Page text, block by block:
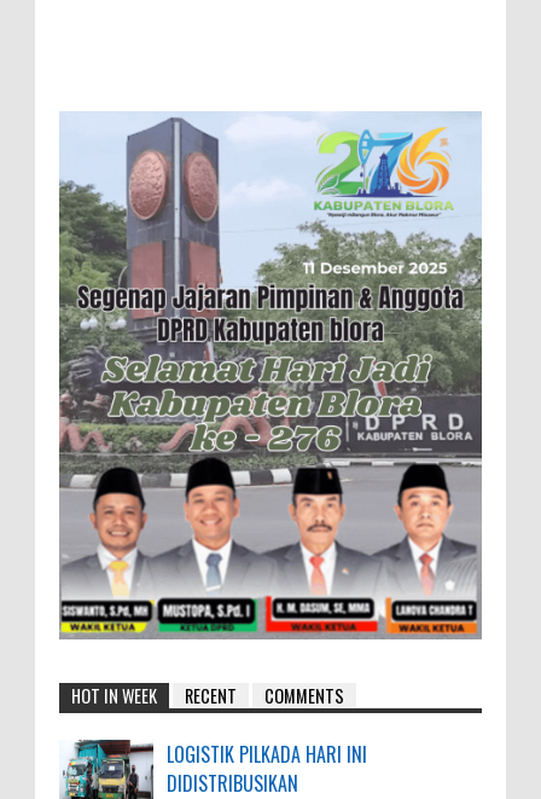
HOT IN WEEK RECENT COMMENTS
LOGISTIK PILKADA HARI INI
DIDISTRIBUSIKAN